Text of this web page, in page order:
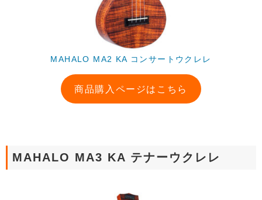
MAHALO MA2 KA コンサートウクレレ
商品購入ページはこちら
MAHALO MA3 KA テナーウクレレ